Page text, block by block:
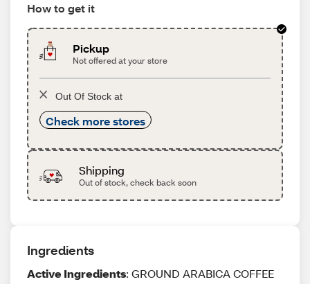
How to get it
Pickup
Not offered at your store
Out Of Stock at
Check more stores
Shipping
Out of stock, check back soon
Ingredients
Active Ingredients: GROUND ARABICA COFFEE